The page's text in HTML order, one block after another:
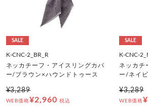
SALE
K-CNC-2_BR_R
ネッカチーフ・アイスリングカバ
ー/ブラウン×ハウンドトゥース
¥3,289
WEB価格¥2,960 税込
SALE
K-CNC-
ネッカチ
ー/ネイ
¥3,289
WEB価格